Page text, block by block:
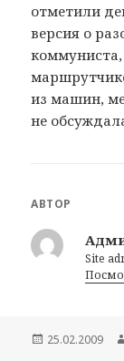
отметили
версия о
из машин,
не
АВТОР
Site
Опубликовано
25.02.2009